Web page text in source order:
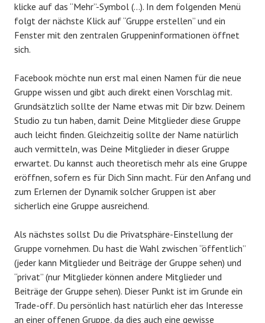
klicke auf das “Mehr”-Symbol (…). In dem folgenden Menü
folgt der nächste Klick auf “Gruppe erstellen” und ein
Fenster mit den zentralen Gruppeninformationen öffnet
sich.
Facebook möchte nun erst mal einen Namen für die neue
Gruppe wissen und gibt auch direkt einen Vorschlag mit.
Grundsätzlich sollte der Name etwas mit Dir bzw. Deinem
Studio zu tun haben, damit Deine Mitglieder diese Gruppe
auch leicht finden. Gleichzeitig sollte der Name natürlich
auch vermitteln, was Deine Mitglieder in dieser Gruppe
erwartet. Du kannst auch theoretisch mehr als eine Gruppe
eröffnen, sofern es für Dich Sinn macht. Für den Anfang und
zum Erlernen der Dynamik solcher Gruppen ist aber
sicherlich eine Gruppe ausreichend.
Als nächstes sollst Du die Privatsphäre-Einstellung der
Gruppe vornehmen. Du hast die Wahl zwischen “öffentlich”
(jeder kann Mitglieder und Beiträge der Gruppe sehen) und
“privat” (nur Mitglieder können andere Mitglieder und
Beiträge der Gruppe sehen). Dieser Punkt ist im Grunde ein
Trade-off. Du persönlich hast natürlich eher das Interesse
an einer offenen Gruppe, da dies auch eine gewisse